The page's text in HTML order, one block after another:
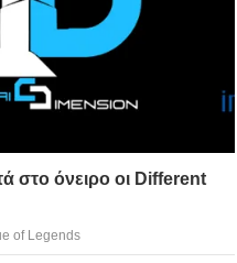
στο όνειρο οι Different
of Legends